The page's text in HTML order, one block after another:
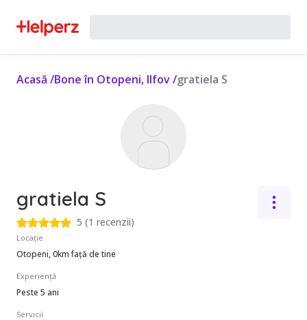
Acasă /Bone în Otopeni, Ilfov/gratiela S
gratiela S
5 (1 recenzii)
Locație
Otopeni, 0km față de tine
Experiență
Peste 5 ani
Servicii